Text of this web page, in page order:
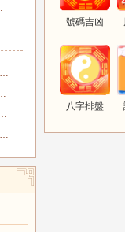
號碼吉凶
八字排盤